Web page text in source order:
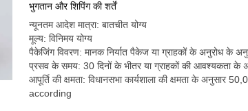
भुगतान और शिपिंग की शर्तें
न्यूनतम आदेश मात्रा: बातचीत योग्य
मूल्य: विनिमय योग्य
पैकेजिंग विवरण: मानक निर्यात पैकेज या ग्राहकों के अनुरोध के
प्रसव के समय: 30 दिनों के भीतर या ग्राहकों की आवश्यकता के
आपूर्ति की क्षमता: विधानसभा कार्यशाला की क्षमता के अनुसार
according